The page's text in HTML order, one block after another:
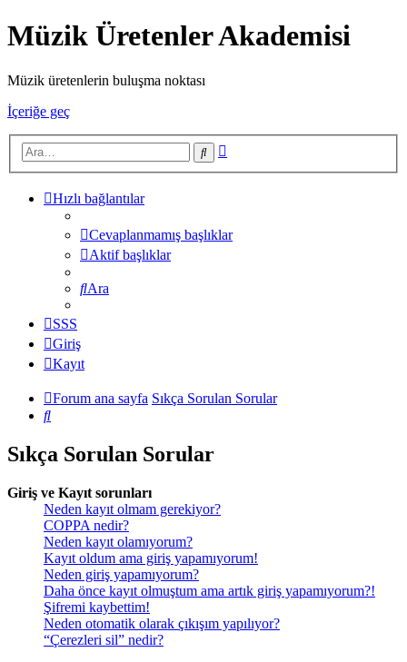
Müzik Üretenler Akademisi
Müzik üretenlerin buluşma noktası
İçeriğe geç
Ara
Hızlı bağlantılar
Cevaplanmamış başlıklar
Aktif başlıklar
Ara
SSS
Giriş
Kayıt
Forum ana sayfa Sıkça Sorulan Sorular
Ara
Sıkça Sorulan Sorular
Giriş ve Kayıt sorunları
Neden kayıt olmam gerekiyor?
COPPA nedir?
Neden kayıt olamıyorum?
Kayıt oldum ama giriş yapamıyorum!
Neden giriş yapamıyorum?
Daha önce kayıt olmuştum ama artık giriş yapamıyorum?!
Şifremi kaybettim!
Neden otomatik olarak çıkışım yapılıyor?
“Çerezleri sil” nedir?